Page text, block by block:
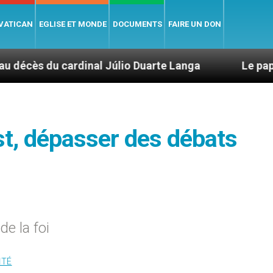
EGLISE ET MONDE DOCUMENTS FAIRE UN DON
Júlio Duarte Langa Le pape Léon XIV
dépasser des débats
la foi